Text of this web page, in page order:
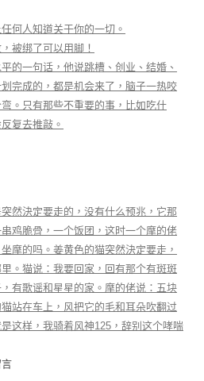
何人知道关于你的一切。
被绑了可以用脚！
的一句话，他说跳槽、创业、结婚、
完成的，都是机会来了，脑子一热咬
。只有那些不重要的事，比如吃什
复去推敲。
然決定要走的，没有什么预兆，它那
鸡脆骨，一个饭团，这时一个摩的佬
摩的吗。姜黄色的猫突然決定要走，
。猫说：我要回家，回有那个有斑斑
有歌谣和星星的家。摩的佬说：五块
站在车上，风把它的毛和耳朵吹翻过
这样，我骑着风神125，辞别这个哮喘